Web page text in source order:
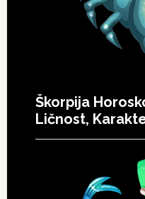
Škorpija
Ličnost,